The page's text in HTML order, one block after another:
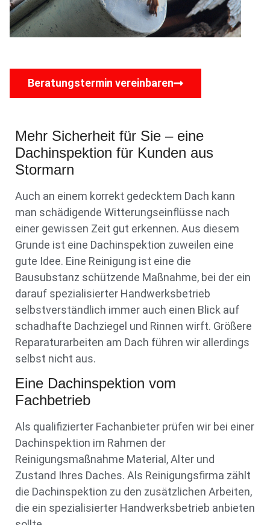
Beratungstermin vereinbaren
Mehr Sicherheit für Sie – eine
Dachinspektion für Kunden aus
Stormarn
Auch an einem korrekt gedecktem Dach kann
man schädigende Witterungseinflüsse nach
einer gewissen Zeit gut erkennen. Aus diesem
Grunde ist eine Dachinspektion zuweilen eine
gute Idee. Eine Reinigung ist eine die
Bausubstanz schützende Maßnahme, bei der ein
darauf spezialisierter Handwerksbetrieb
selbstverständlich immer auch einen Blick auf
schadhafte Dachziegel und Rinnen wirft. Größere
Reparaturarbeiten am Dach führen wir allerdings
selbst nicht aus.
Eine Dachinspektion vom
Fachbetrieb
Als qualifizierter Fachanbieter prüfen wir bei einer
Dachinspektion im Rahmen der
Reinigungsmaßnahme Material, Alter und
Zustand Ihres Daches. Als Reinigungsfirma zählt
die Dachinspektion zu den zusätzlichen Arbeiten,
die ein spezialisierter Handwerksbetrieb anbieten